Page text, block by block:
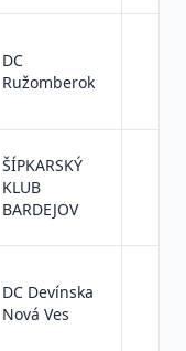
DC
Ružomberok
ŠÍPKARSKÝ
KLUB
BARDEJOV
DC Devínska
Nová Ves